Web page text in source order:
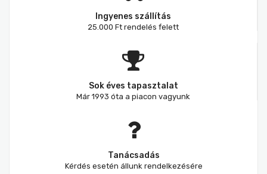
Ingyenes szállítás
25.000 Ft rendelés felett
Sok éves tapasztalat
Már 1993 óta a piacon vagyunk
Tanácsadás
Kérdés esetén állunk rendelkezésére